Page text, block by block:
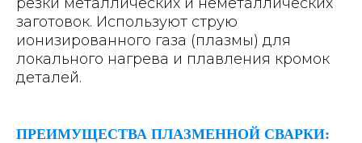
заготовок. Используют струю
ионизированного газа (плазмы) для
локального нагрева и плавления кромок
деталей.
ПРЕИМУЩЕСТВА ПЛАЗМЕННОЙ СВАРКИ: